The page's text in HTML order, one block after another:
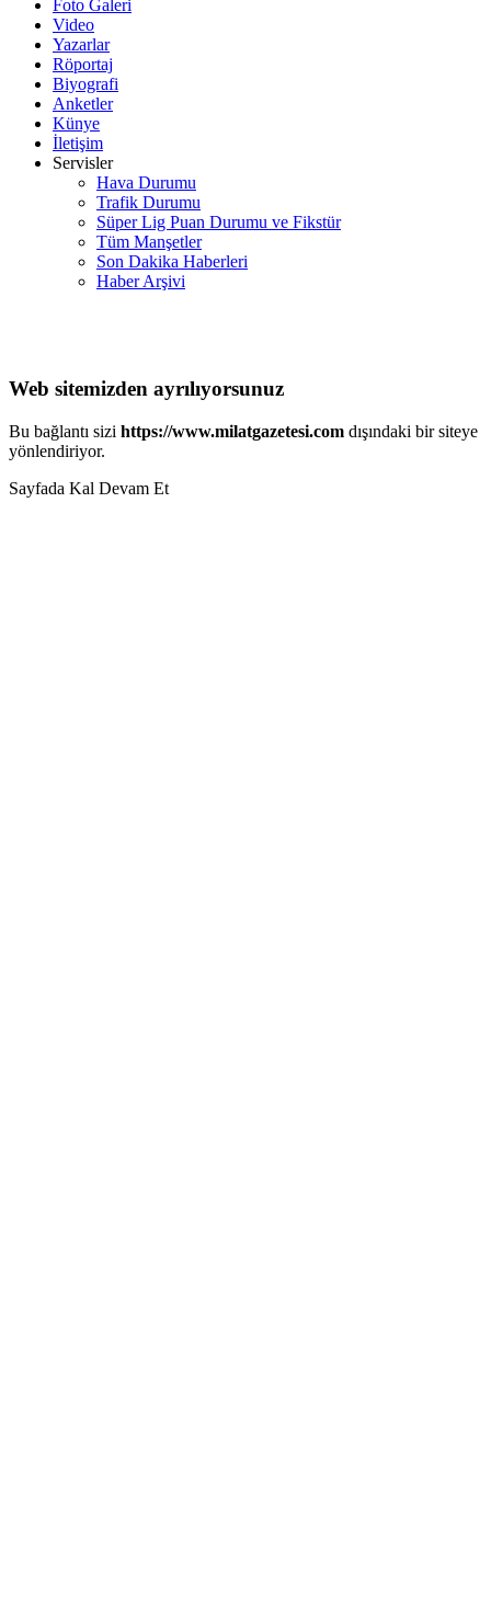
Foto Galeri
Video
Yazarlar
Röportaj
Biyografi
Anketler
Künye
İletişim
Servisler
Hava Durumu
Trafik Durumu
Süper Lig Puan Durumu ve Fikstür
Tüm Manşetler
Son Dakika Haberleri
Haber Arşivi
Web sitemizden ayrılıyorsunuz
Bu bağlantı sizi https://www.milatgazetesi.com dışındaki bir siteye
yönlendiriyor.
Sayfada Kal Devam Et